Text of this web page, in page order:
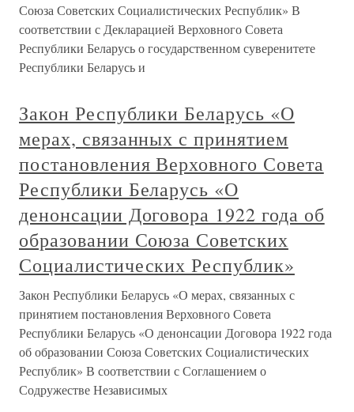
Союза Советских Социалистических Республик» В
соответствии с Декларацией Верховного Совета
Республики Беларусь о государственном суверенитете
Республики Беларусь и
Закон Республики Беларусь «О
мерах, связанных с принятием
постановления Верховного Совета
Республики Беларусь «О
денонсации Договора 1922 года об
образовании Союза Советских
Социалистических Республик»
Закон Республики Беларусь «О мерах, связанных с
принятием постановления Верховного Совета
Республики Беларусь «О денонсации Договора 1922 года
об образовании Союза Советских Социалистических
Республик» В соответствии с Соглашением о
Содружестве Независимых